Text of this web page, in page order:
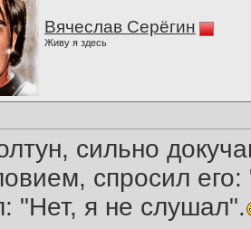
Вячеслав Серёгин
Живу я здесь
сильно
спросил
"Нет, я не слушал".